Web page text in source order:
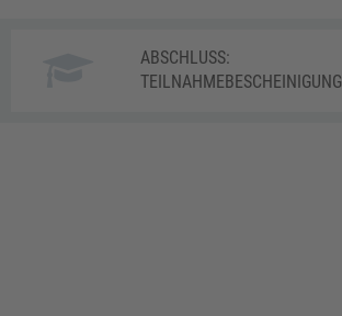
ABSCHLUSS:
TEILNAHMEBESCHEINIGUNG